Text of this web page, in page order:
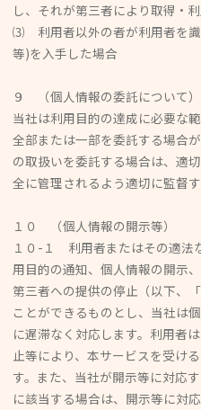
し、それが第三者により取得・
⑶ 利用者以外の者が利用者を識
等)を入手した場合
９ （個人情報の委託について）
当社は利用目的の達成に必要な
全部または一部を委託する場合
の取扱いを委託する場合は、適
全に管理されるよう適切に監督す
１０ （個人情報の開示等）
１０-１ 利用者またはその適法
用目的の通知、個人情報の開示
第三者への提供の停止（以下、
ことができるものとし、当社は
に遅滞なく対応します。利用者
止等により、本サービスを受け
す。また、当社が開示等に対応
に該当する場合は、開示等に対